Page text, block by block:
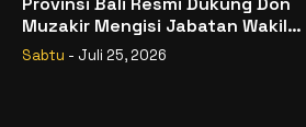
Muzakir Mengisi Jabatan Wakil
Menteri Pertanian RI
Sabtu - Juli 25, 2026